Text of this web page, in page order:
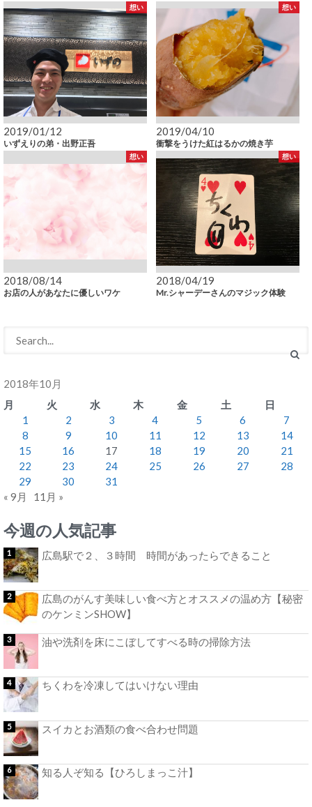
想い
2019/01/12
いずえりの弟・出野正吾
想い
2019/04/10
衝撃をうけた紅はるかの焼き芋
想い
2018/08/14
お店の人があなたに優しいワケ
想い
2018/04/19
Mr.シャーデーさんのマジック体験
2018年10月
月
火 水 木 金 土
日
1
2 3 4 5 6
7
8
9 10 11 12 13
14
15
16 17 18 19 20
21
22
23 24 25 26 27
28
29
30
31
« 9月
11月 »
今週の人気記事
広島駅で２、３時間 時間があったらできること
広島のがんす美味しい食べ方とオススメの温め方【秘密
のケンミンSHOW】
油や洗剤を床にこぼしてすべる時の掃除方法
ちくわを冷凍してはいけない理由
スイカとお酒類の食べ合わせ問題
知る人ぞ知る【ひろしまっこ汁】